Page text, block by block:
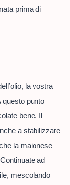
prima di
la vostra
questo punto
bene. Il
a stabilizzare
la maionese
ad
mescolando